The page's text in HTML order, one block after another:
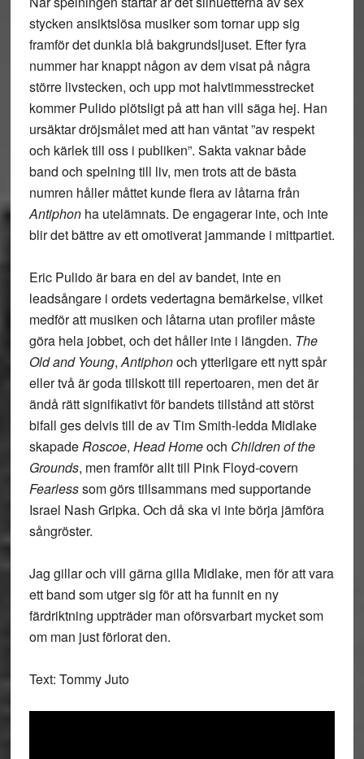
stycken ansiktslösa musiker som tornar upp sig
framför det dunkla blå bakgrundsljuset. Efter fyra
nummer har knappt någon av dem visat på några
större livstecken, och upp mot halvtimmesstrecket
kommer Pulido plötsligt på att han vill säga hej. Han
ursäktar dröjsmålet med att han väntat ”av respekt
och kärlek till oss i publiken”. Sakta vaknar både
band och spelning till liv, men trots att de bästa
numren håller måttet kunde flera av låtarna från
Antiphonha utelämnats. De engagerar inte, och inte
blir det bättre av ett omotiverat jammande i mittpartiet.
Eric Pulido är bara en del av bandet, inte en
leadsångare i ordets vedertagna bemärkelse, vilket
medför att musiken och låtarna utan profiler måste
göra hela jobbet, och det håller inte i längden. The
Old and Young,Antiphonoch ytterligare ett nytt spår
eller två är goda tillskott till repertoaren, men det är
ändå rätt signifikativt för bandets tillstånd att störst
bifall ges delvis till de av Tim Smith-ledda Midlake
skapadeRoscoe, Head Homeoch Children of the
Grounds, men framför allt till Pink Floyd-covern
Fearlesssom görs tillsammans med supportande
Israel Nash Gripka. Och då ska vi inte börja jämföra
sångröster.
Jag gillar och vill gärna gilla Midlake, men för att vara
ett band som utger sig för att ha funnit en ny
färdriktning uppträder man oförsvarbart mycket som
om man just förlorat den.
Text: Tommy Juto